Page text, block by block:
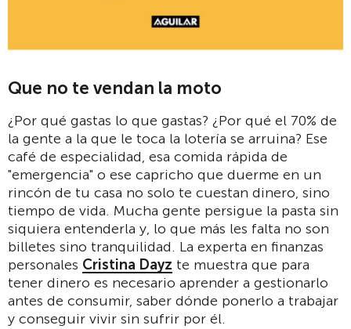
Que no te vendan la moto
¿Por qué gastas lo que gastas? ¿Por qué el 70% de
la gente a la que le toca la lotería se arruina? Ese
café de especialidad, esa comida rápida de
"emergencia" o ese capricho que duerme en un
rincón de tu casa no solo te cuestan dinero, sino
tiempo de vida. Mucha gente persigue la pasta sin
siquiera entenderla y, lo que más les falta no son
billetes sino tranquilidad. La experta en finanzas
personales Cristina Dayz te muestra que para
tener dinero es necesario aprender a gestionarlo
antes de consumir, saber dónde ponerlo a trabajar
y conseguir vivir sin sufrir por él.